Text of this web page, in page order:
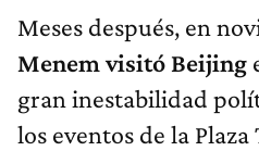
Meses después, en
Menem visitó Beijing
gran inestabilidad
los eventos de la